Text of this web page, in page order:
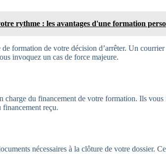
rythme : les avantages d'une formation
formation de votre décision d’arrêter. Un
invoquez un cas de force majeure.
charge du financement de votre formation. Ils
reçu.
nécessaires à la clôture de votre dossier.